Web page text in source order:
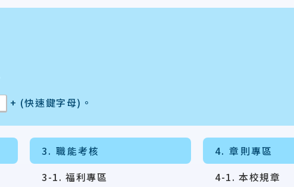
+ (快速鍵字母)。
3. 職能考核
3-1. 福利專區
4. 章則專區
4-1. 本校規章